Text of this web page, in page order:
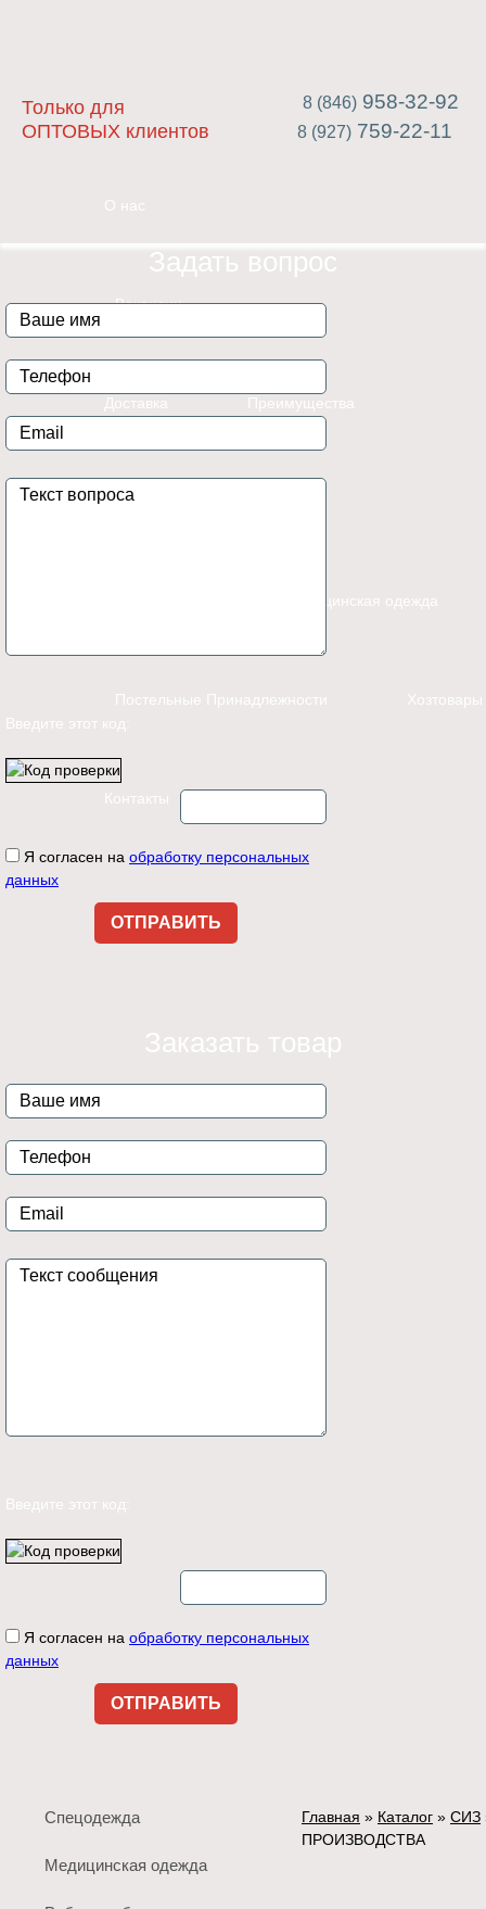
Только для
ОПТОВЫХ клиентов
8 (846) 958-32-92
8 (927) 759-22-11
О нас
Вакансии
Доставка Преимущества
Каталог
Медицинская одежда
Постельные Принадлежности Хозтовары
Контакты
Задать вопрос
Введите этот код:
Я согласен на обработку персональных
данных
Заказать товар
Введите этот код:
Я согласен на обработку персональных
данных
Спецодежда
Медицинская одежда
Главная » Каталог » СИЗ
ПРОИЗВОДСТВА